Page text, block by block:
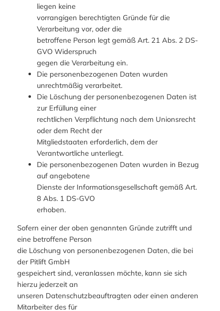
liegen keine
vorrangigen berechtigten Gründe für die
Verarbeitung vor, oder die
betroffene Person legt gemäß Art. 21 Abs. 2 DS-
GVO Widerspruch
gegen die Verarbeitung ein.
Die personenbezogenen Daten wurden
unrechtmäßig verarbeitet.
Die Löschung der personenbezogenen Daten ist
zur Erfüllung einer
rechtlichen Verpflichtung nach dem Unionsrecht
oder dem Recht der
Mitgliedstaaten erforderlich, dem der
Verantwortliche unterliegt.
Die personenbezogenen Daten wurden in Bezug
auf angebotene
Dienste der Informationsgesellschaft gemäß Art.
8 Abs. 1 DS-GVO
erhoben.
Sofern einer der oben genannten Gründe zutrifft und
eine betroffene Person
die Löschung von personenbezogenen Daten, die bei
der Pitlift GmbH
gespeichert sind, veranlassen möchte, kann sie sich
hierzu jederzeit an
unseren Datenschutzbeauftragten oder einen anderen
Mitarbeiter des für